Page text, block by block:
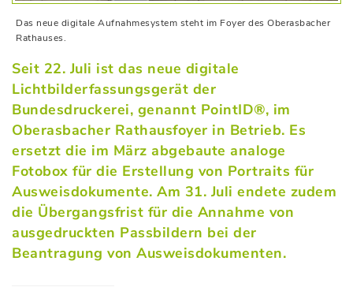
Das neue digitale Aufnahmesystem steht im Foyer des Oberasbacher
Rathauses.
Seit 22. Juli ist das neue digitale
Lichtbilderfassungsgerät der
Bundesdruckerei, genannt PointID®, im
Oberasbacher Rathausfoyer in Betrieb. Es
ersetzt die im März abgebaute analoge
Fotobox für die Erstellung von Portraits für
Ausweisdokumente. Am 31. Juli endete zudem
die Übergangsfrist für die Annahme von
ausgedruckten Passbildern bei der
Beantragung von Ausweisdokumenten.